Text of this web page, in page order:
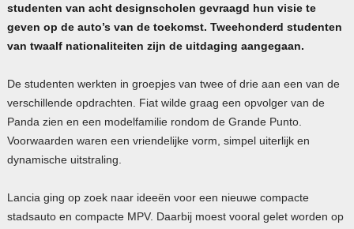
studenten van acht designscholen gevraagd hun visie te
geven op de auto’s van de toekomst. Tweehonderd studenten
van twaalf nationaliteiten zijn de uitdaging aangegaan.
De studenten werkten in groepjes van twee of drie aan een van de
verschillende opdrachten. Fiat wilde graag een opvolger van de
Panda zien en een modelfamilie rondom de Grande Punto.
Voorwaarden waren een vriendelijke vorm, simpel uiterlijk en
dynamische uitstraling.
Lancia ging op zoek naar ideeën voor een nieuwe compacte
stadsauto en compacte MPV. Daarbij moest vooral gelet worden op